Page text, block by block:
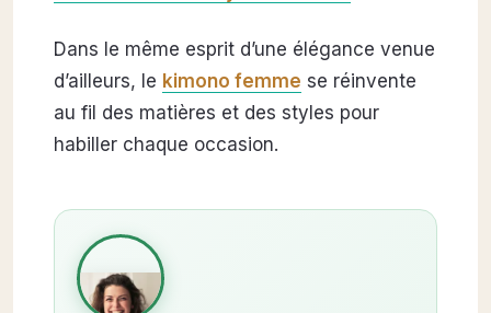
Dans le même esprit d’une élégance venue
d’ailleurs, le kimono femme se réinvente
au fil des matières et des styles pour
habiller chaque occasion.